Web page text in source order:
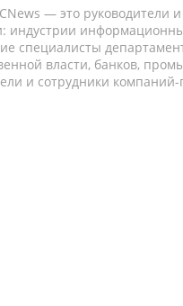
— это руководители
индустрии
специалисты
власти, банков,
и сотрудники